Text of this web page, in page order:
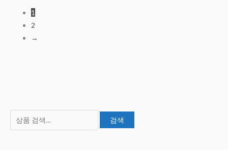
색
검색
소
대
1
2
→